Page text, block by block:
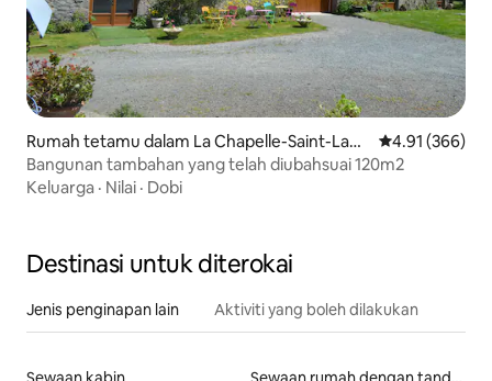
Rumah tetamu dalam La Chapelle-Saint-Laur
ent
Penarafan
4.91 (366)
Bangunan tambahan yang telah diubahsuai 120m2
Keluarga · Nilai · Dobi
Destinasi untuk diterokai
Jenis penginapan lain Aktiviti yang boleh dilakukan